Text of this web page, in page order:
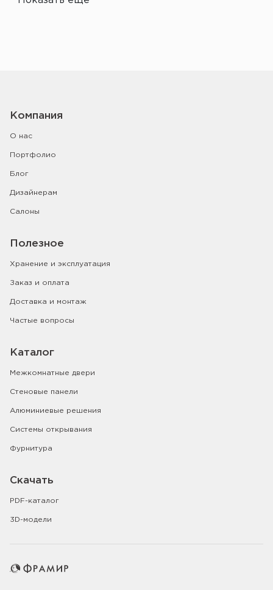
Компания
О нас
Портфолио
Блог
Дизайнерам
Салоны
Полезное
Хранение и эксплуатация
Заказ и оплата
Доставка и монтаж
Частые вопросы
Каталог
Межкомнатные двери
Стеновые панели
Алюминиевые решения
Системы открывания
Фурнитура
Скачать
PDF-каталог
3D-модели